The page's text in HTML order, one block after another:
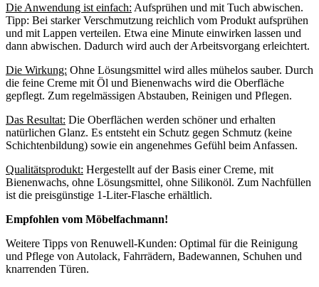
Die Anwendung ist einfach: Aufsprühen und mit Tuch abwischen.
Tipp: Bei starker Verschmutzung reichlich vom Produkt aufsprühen
und mit Lappen verteilen. Etwa eine Minute einwirken lassen und
dann abwischen. Dadurch wird auch der Arbeitsvorgang erleichtert.
Die Wirkung: Ohne Lösungsmittel wird alles mühelos sauber. Durch
die feine Creme mit Öl und Bienenwachs wird die Oberfläche
gepflegt. Zum regelmässigen Abstauben, Reinigen und Pflegen.
Das Resultat: Die Oberflächen werden schöner und erhalten
natürlichen Glanz. Es entsteht ein Schutz gegen Schmutz (keine
Schichtenbildung) sowie ein angenehmes Gefühl beim Anfassen.
Qualitätsprodukt: Hergestellt auf der Basis einer Creme, mit
Bienenwachs, ohne Lösungsmittel, ohne Silikonöl. Zum Nachfüllen
ist die preisgünstige 1-Liter-Flasche erhältlich.
Empfohlen vom Möbelfachmann!
Weitere Tipps von Renuwell-Kunden: Optimal für die Reinigung
und Pflege von Autolack, Fahrrädern, Badewannen, Schuhen und
knarrenden Türen.